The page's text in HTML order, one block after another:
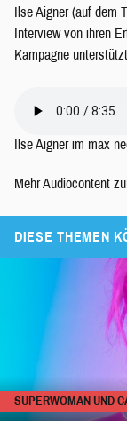
Ilse Aigner (auf dem
Interview von ihren
Kampagne
Ilse Aigner im max
Mehr Audiocontent
DIESE THEMEN
SUPERWOMAN UND